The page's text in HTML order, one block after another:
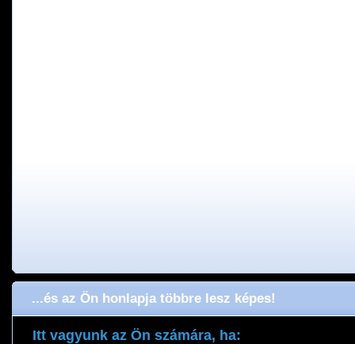
...és az Ön honlapja többre lesz képes!
Itt vagyunk az Ön számára, ha: